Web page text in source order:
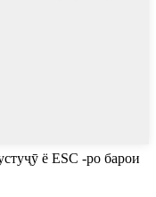
ё ESC -ро барои